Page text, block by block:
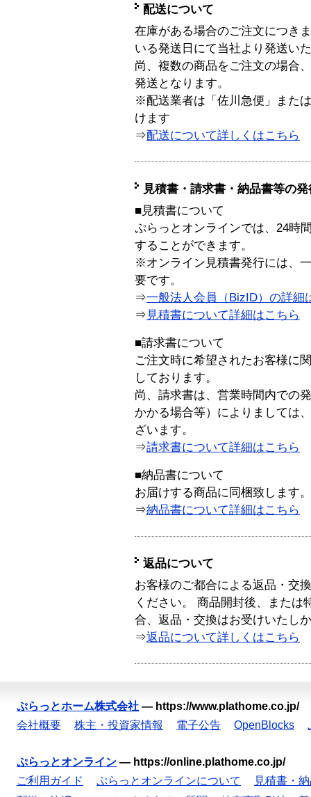
配送について
在庫がある場合のご注文につき
いる発送日にて当社より発送い
尚、複数の商品をご注文の場合
発送となります。
※配送業者は「佐川急便」また
けます
⇒配送について詳しくはこちら
見積書・請求書・納品書等の
■見積書について
ぷらっとオンラインでは、24時
することができます。
※オンライン見積書発行には、
要です。
⇒一般法人会員（BizID）の詳細
⇒ 見積書について詳細はこちら
■請求書について
ご注文時に希望されたお客様に
しております。
尚、請求書は、営業時間内での
かかる場合等）によりましては
ざいます。
⇒請求書について詳細はこちら
■納品書について
お届けする商品に同梱致します。
⇒納品書について詳細はこちら
返品について
お客様のご都合による返品・交
ください。 商品開封後、または
合、返品・交換はお受けいたし
⇒返品について詳しくはこちら
ぷらっとホーム株式会社 — https://www.plathome.co.jp/
会社概要
株主・投資家情報 電子公告 OpenBlocks
ぷらっとオンライン — https://online.plathome.co.jp/
ご利用ガイド
ぷらっとオンラインについて
見積書・